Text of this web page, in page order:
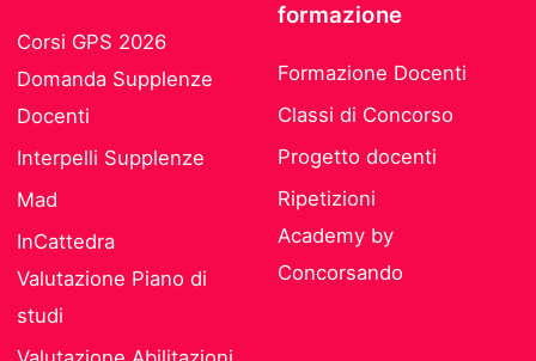
Corsi GPS 2026
Domanda Supplenze
Docenti
Interpelli Supplenze
Mad
InCattedra
Valutazione Piano di
studi
formazione
Formazione Docenti
Classi di Concorso
Progetto docenti
Ripetizioni
Academy by
Concorsando